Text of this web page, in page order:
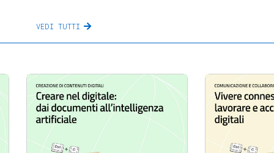
VEDI TUTTI